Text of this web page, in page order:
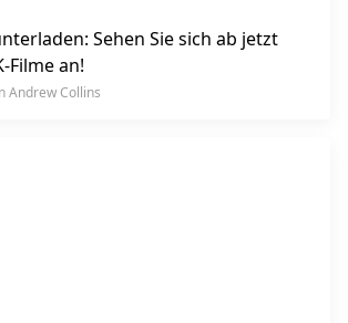
Sehen Sie sich ab jetzt
Filme an!
Andrew Collins